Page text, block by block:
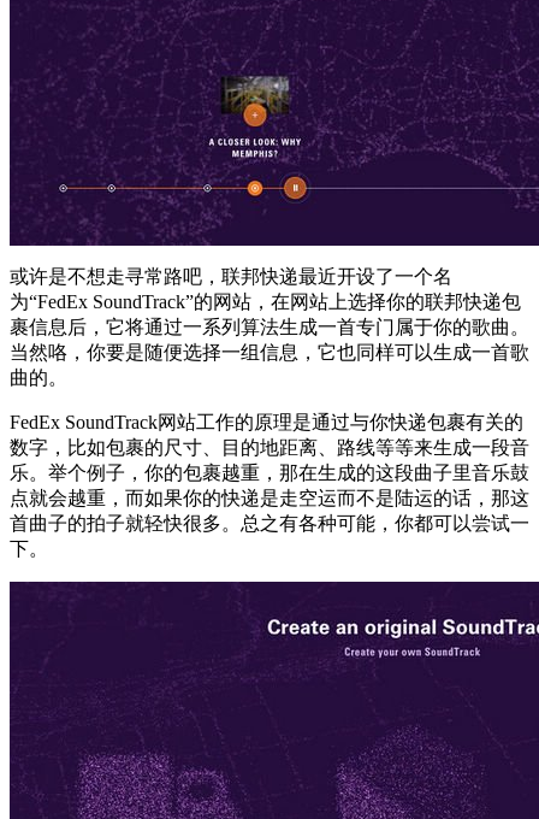
或许是不想走寻常路吧，联邦快递最近开设了一个名
为“FedEx SoundTrack”的网站，在网站上选择你的联邦快递包
裹信息后，它将通过一系列算法生成一首专门属于你的歌曲。
当然咯，你要是随便选择一组信息，它也同样可以生成一首歌
曲的。
FedEx SoundTrack网站工作的原理是通过与你快递包裹有关的
数字，比如包裹的尺寸、目的地距离、路线等等来生成一段音
乐。举个例子，你的包裹越重，那在生成的这段曲子里音乐鼓
点就会越重，而如果你的快递是走空运而不是陆运的话，那这
首曲子的拍子就轻快很多。总之有各种可能，你都可以尝试一
下。